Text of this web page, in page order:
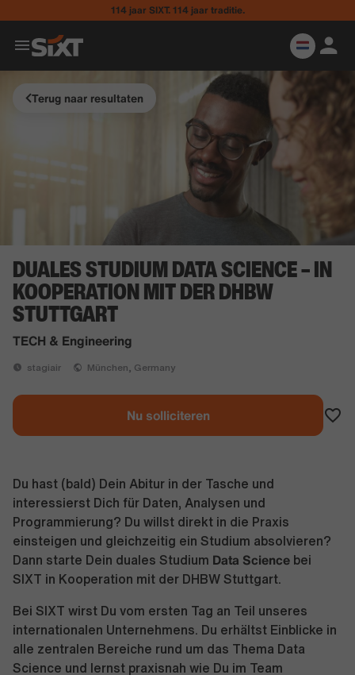
114 jaar SIXT. 114 jaar traditie.
Terug naar resultaten
DUALES STUDIUM DATA SCIENCE – IN
KOOPERATION MIT DER DHBW
STUTTGART
TECH & Engineering
stagiair München, Germany
Nu solliciteren
Du hast (bald) Dein Abitur in der Tasche und
interessierst Dich für Daten, Analysen und
Programmierung? Du willst direkt in die Praxis
einsteigen und gleichzeitig ein Studium absolvieren?
Dann starte Dein duales Studium Data Science bei
SIXT in Kooperation mit der DHBW Stuttgart.
Bei SIXT wirst Du vom ersten Tag an Teil unseres
internationalen Unternehmens. Du erhältst Einblicke in
alle zentralen Bereiche rund um das Thema Data
Science und lernst praxisnah wie Du im Team